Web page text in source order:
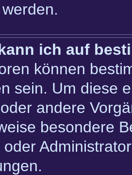
ich auf
können
sein. Um diese
andere
besondere